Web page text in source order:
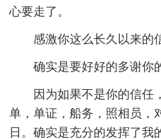
心要走了。
感激你这么长久以来的
确实是要好好的多谢你
因为如果不是你的信任
单，单证，船务，照相员，
日。确实是充分的发挥了我